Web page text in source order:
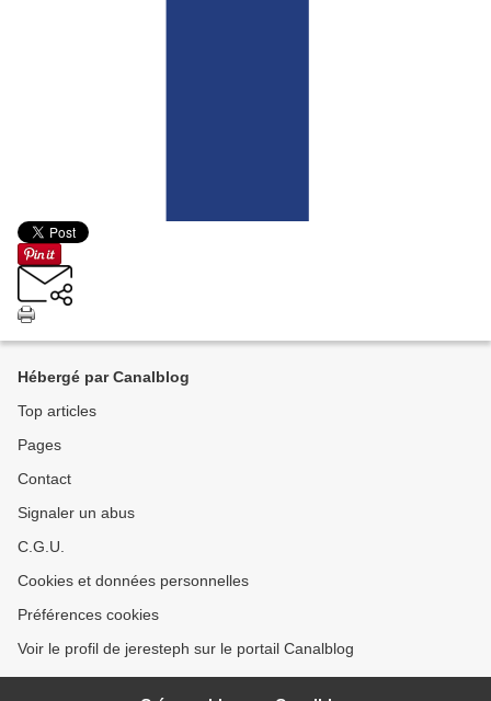
Hébergé par Canalblog
Top articles
Pages
Contact
Signaler un abus
C.G.U.
Cookies et données personnelles
Préférences cookies
Voir le profil de jeresteph sur le portail Canalblog